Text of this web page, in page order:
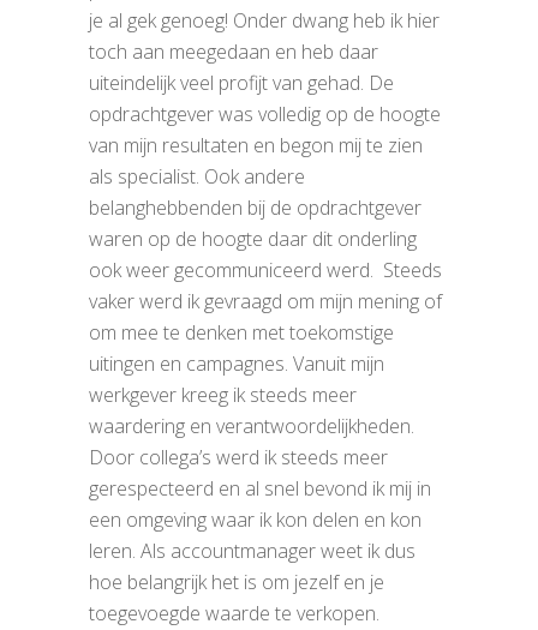
je al gek genoeg! Onder dwang heb ik hier
toch aan meegedaan en heb daar
uiteindelijk veel profijt van gehad. De
opdrachtgever was volledig op de hoogte
van mijn resultaten en begon mij te zien
als specialist. Ook andere
belanghebbenden bij de opdrachtgever
waren op de hoogte daar dit onderling
ook weer gecommuniceerd werd. Steeds
vaker werd ik gevraagd om mijn mening of
om mee te denken met toekomstige
uitingen en campagnes. Vanuit mijn
werkgever kreeg ik steeds meer
waardering en verantwoordelijkheden.
Door collega’s werd ik steeds meer
gerespecteerd en al snel bevond ik mij in
een omgeving waar ik kon delen en kon
leren. Als accountmanager weet ik dus
hoe belangrijk het is om jezelf en je
toegevoegde waarde te verkopen.